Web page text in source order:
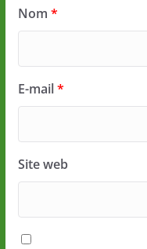
Nom *
E-mail*
Site web